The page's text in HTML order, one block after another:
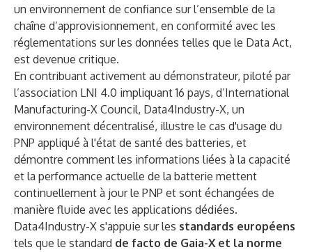
un environnement de confiance sur l’ensemble de la
chaîne d’approvisionnement, en conformité avec les
réglementations sur les données telles que le Data Act,
est devenue critique.
En contribuant activement au démonstrateur, piloté par
l’association LNI 4.0 impliquant 16 pays, d’International
Manufacturing-X Council, Data4Industry-X, un
environnement décentralisé, illustre le cas d'usage du
PNP appliqué à l'état de santé des batteries, et
démontre comment les informations liées à la capacité
et la performance actuelle de la batterie mettent
continuellement à jour le PNP et sont échangées de
manière fluide avec les applications dédiées.
Data4Industry-X s'appuie sur les standards européens
tels que le standard de facto de Gaia-X et la norme